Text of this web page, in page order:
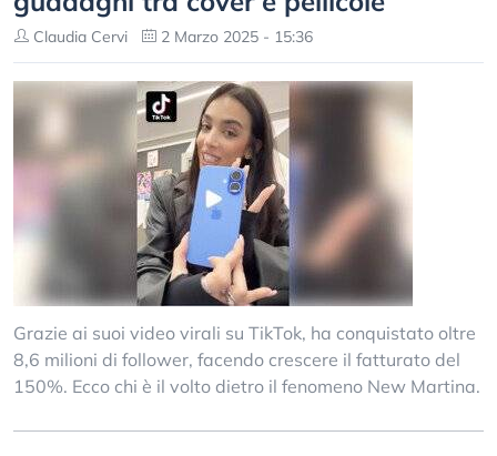
Claudia Cervi 2 Marzo 2025 - 15:36
Grazie ai suoi video virali su TikTok, ha conquistato oltre
8,6 milioni di follower, facendo crescere il fatturato del
150%. Ecco chi è il volto dietro il fenomeno New Martina.